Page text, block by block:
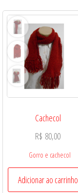
Cachecol
R$ 80,00
Gorro e cachecol
Adicionar ao carrinho